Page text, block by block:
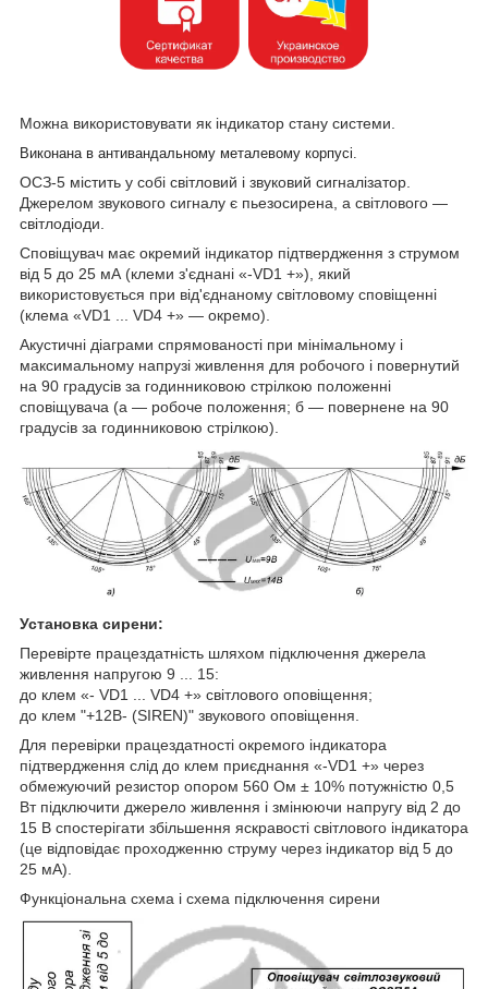
Можна використовувати як індикатор стану системи.
Виконана в антивандальному металевому корпусі.
ОСЗ-5 містить у собі світловий і звуковий сигналізатор.
Джерелом звукового сигналу є пьезосирена, а світлового ―
світлодіоди.
Сповіщувач має окремий індикатор підтвердження з струмом
від 5 до 25 мА (клеми з'єднані «-VD1 +»), який
використовується при від'єднаному світловому сповіщенні
(клема «VD1 ... VD4 +» ― окремо).
Акустичні діаграми спрямованості при мінімальному і
максимальному напрузі живлення для робочого і повернутий
на 90 градусів за годинниковою стрілкою положенні
сповіщувача (а ― робоче положення; б ― повернене на 90
градусів за годинниковою стрілкою).
Установка сирени:
Перевірте працездатність шляхом підключення джерела
живлення напругою 9 ... 15:
до клем «- VD1 ... VD4 +» світлового оповіщення;
до клем "+12В- (SIREN)" звукового оповіщення.
Для перевірки працездатності окремого індикатора
підтвердження слід до клем приєднання «-VD1 +» через
обмежуючий резистор опором 560 Ом ± 10% потужністю 0,5
Вт підключити джерело живлення і змінюючи напругу від 2 до
15 В спостерігати збільшення яскравості світлового індикатора
(це відповідає проходженню струму через індикатор від 5 до
25 мА).
Функціональна схема і схема підключення сирени